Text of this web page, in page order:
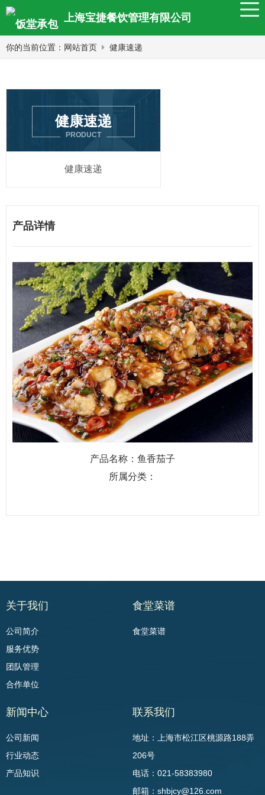
上海宝捷餐饮管理有限公司
你的当前位置： 网站首页 健康速递
健康速递
PRODUCT
健康速递
产品详情
产品名称：鱼香茄子
所属分类：
关于我们
公司简介
服务优势
团队管理
合作单位
食堂菜谱
食堂菜谱
新闻中心
公司新闻
行业动态
产品知识
联系我们
地址：上海市松江区桃源路188弄
206号
电话：021-58383980
邮箱：shbjcy@126.com